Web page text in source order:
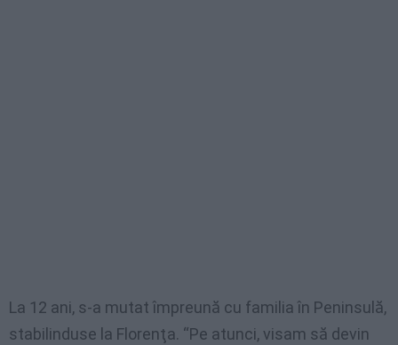
La 12 ani, s-a mutat împreună cu familia în Peninsulă,
stabilinduse la Florenţa. “Pe atunci, visam să devin